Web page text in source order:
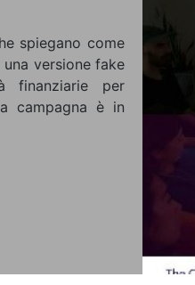
spiegano come
versione fake
finanziarie per
campagna è in